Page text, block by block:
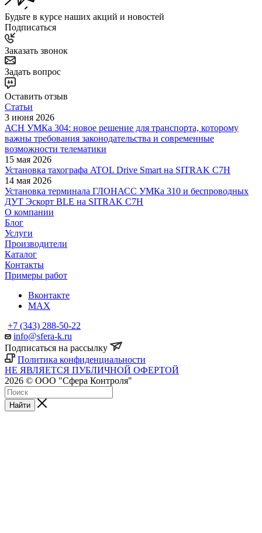
Будьте в курсе наших акций и новостей
Подписаться
Заказать звонок
Задать вопрос
Оставить отзыв
Статьи
3 июня 2026
АСН УМКа 304: новое решение для транспорта, которому
важны требования законодательства и современные
возможности телематики
15 мая 2026
Установка тахографа ATOL Drive Smart на SITRAK C7H
14 мая 2026
Установка терминала ГЛОНАСС УМКа 310 и беспроводных
ДУТ Эскорт BLE на SITRAK C7H
О компании
Блог
Услуги
Производители
Каталог
Контакты
Примеры работ
Вконтакте
MAX
+7 (343) 288-50-22
info@sfera-k.ru
Подписаться на рассылку
Политика конфиденциальности
НЕ ЯВЛЯЕТСЯ ПУБЛИЧНОЙ ОФЕРТОЙ
2026 © ООО "Сфера Контроля"
Найти